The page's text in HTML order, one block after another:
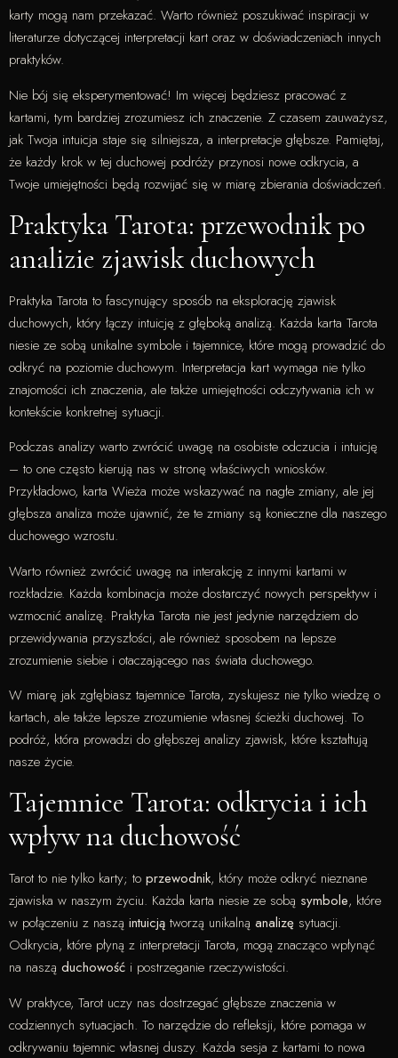
karty mogą nam przekazać. Warto również poszukiwać inspiracji w
literaturze dotyczącej interpretacji kart oraz w doświadczeniach innych
praktyków.
Nie bój się eksperymentować! Im więcej będziesz pracować z
kartami, tym bardziej zrozumiesz ich znaczenie. Z czasem zauważysz,
jak Twoja intuicja staje się silniejsza, a interpretacje głębsze. Pamiętaj,
że każdy krok w tej duchowej podróży przynosi nowe odkrycia, a
Twoje umiejętności będą rozwijać się w miarę zbierania doświadczeń.
Praktyka Tarota: przewodnik po
analizie zjawisk duchowych
Praktyka Tarota to fascynujący sposób na eksplorację zjawisk
duchowych, który łączy intuicję z głęboką analizą. Każda karta Tarota
niesie ze sobą unikalne symbole i tajemnice, które mogą prowadzić do
odkryć na poziomie duchowym. Interpretacja kart wymaga nie tylko
znajomości ich znaczenia, ale także umiejętności odczytywania ich w
kontekście konkretnej sytuacji.
Podczas analizy warto zwrócić uwagę na osobiste odczucia i intuicję
– to one często kierują nas w stronę właściwych wniosków.
Przykładowo, karta Wieża może wskazywać na nagłe zmiany, ale jej
głębsza analiza może ujawnić, że te zmiany są konieczne dla naszego
duchowego wzrostu.
Warto również zwrócić uwagę na interakcję z innymi kartami w
rozkładzie. Każda kombinacja może dostarczyć nowych perspektyw i
wzmocnić analizę. Praktyka Tarota nie jest jedynie narzędziem do
przewidywania przyszłości, ale również sposobem na lepsze
zrozumienie siebie i otaczającego nas świata duchowego.
W miarę jak zgłębiasz tajemnice Tarota, zyskujesz nie tylko wiedzę o
kartach, ale także lepsze zrozumienie własnej ścieżki duchowej. To
podróż, która prowadzi do głębszej analizy zjawisk, które kształtują
nasze życie.
Tajemnice Tarota: odkrycia i ich
wpływ na duchowość
Tarot to nie tylko karty; to przewodnik, który może odkryć nieznane
zjawiska w naszym życiu. Każda karta niesie ze sobą symbole, które
w połączeniu z naszą intuicją tworzą unikalną analizę sytuacji.
Odkrycia, które płyną z interpretacji Tarota, mogą znacząco wpłynąć
na naszą duchowość i postrzeganie rzeczywistości.
W praktyce, Tarot uczy nas dostrzegać głębsze znaczenia w
codziennych sytuacjach. To narzędzie do refleksji, które pomaga w
odkrywaniu tajemnic własnej duszy. Każda sesja z kartami to nowa